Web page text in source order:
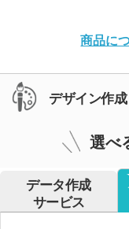
商品に
デザイン作
選べ
データ作成
サービス